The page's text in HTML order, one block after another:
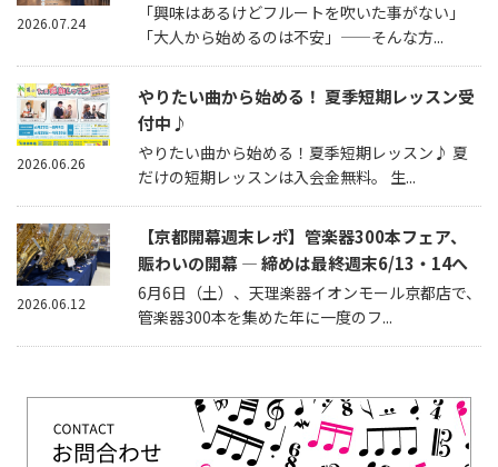
「興味はあるけどフルートを吹いた事がない」
「大人から始めるのは不安」——そんな方...
2026.07.24
やりたい曲から始める！ 夏季短期レッスン受
付中♪
やりたい曲から始める！夏季短期レッスン♪ 夏
だけの短期レッスンは入会金無料。 生...
2026.06.26
【京都開幕週末レポ】管楽器300本フェア、
賑わいの開幕 — 締めは最終週末6/13・14へ
6月6日（土）、天理楽器イオンモール京都店で、
管楽器300本を集めた年に一度のフ...
2026.06.12